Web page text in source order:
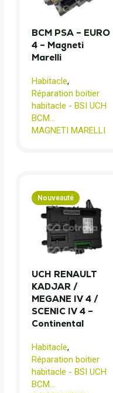
BCM PSA – EURO
4 – Magneti
Marelli
Habitacle,
Réparation boitier
habitacle - BSI UCH
BCM...
MAGNETI MARELLI
Nouveauté
UCH RENAULT
KADJAR /
MEGANE IV 4 /
SCENIC IV 4 –
Continental
Habitacle,
Réparation boitier
habitacle - BSI UCH
BCM...